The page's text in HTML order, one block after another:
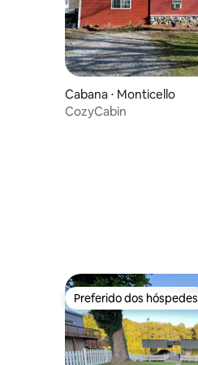
Cabana ⋅ Monticello
CozyCabin
Preferido dos hóspedes
Preferido dos hóspedes